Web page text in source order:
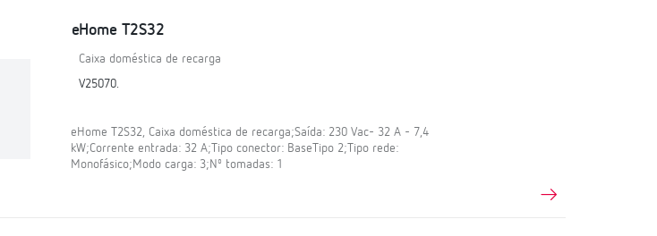
eHome T2S32
Caixa doméstica de recarga
V25070.
eHome T2S32, Caixa doméstica de recarga;Saída: 230 Vac- 32 A - 7,4
kW;Corrente entrada: 32 A;Tipo conector: BaseTipo 2;Tipo rede:
Monofásico;Modo carga: 3;Nº tomadas: 1